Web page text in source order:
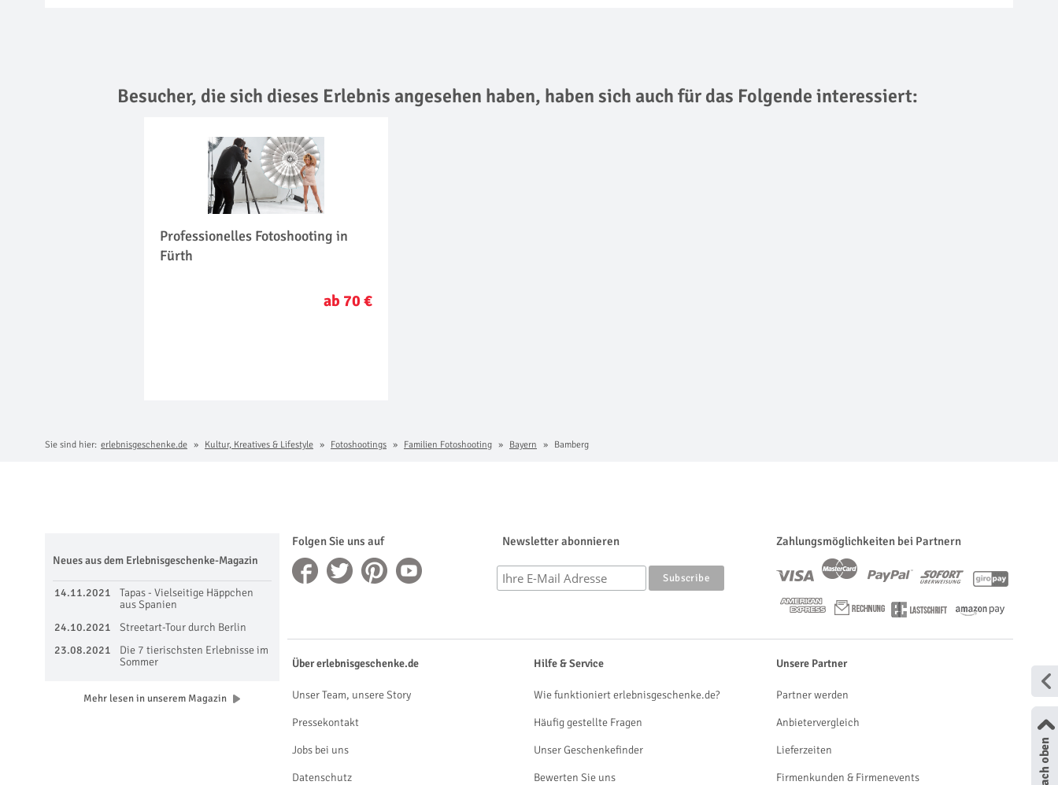
Besucher, die sich dieses Erlebnis angesehen haben, haben sich auch für das Folgende interessiert:
Professionelles Fotoshooting in
Fürth
ab 70 €
Sie sind hier: erlebnisgeschenke.de Kultur, Kreatives & Lifestyle Fotoshootings Familien Fotoshooting Bayern Bamberg
Folgen Sie uns auf Newsletter abonnieren Zahlungsmöglichkeiten bei Partnern
Neues aus dem Erlebnisgeschenke-Magazin
14.11.2021
Tapas - Vielseitige Häppchen
aus Spanien
24.10.2021
Streetart-Tour durch Berlin
23.08.2021
Die 7 tierischsten Erlebnisse im
Sommer
Mehr lesen in unserem Magazin
Über erlebnisgeschenke.de
Unser Team, unsere Story
Pressekontakt
Jobs bei uns
Datenschutz
Hilfe & Service
Wie funktioniert erlebnisgeschenke.de?
Häufig gestellte Fragen
Unser Geschenkefinder
Bewerten Sie uns
Unsere Partner
Partner werden
Anbietervergleich
Lieferzeiten
Firmenkunden & Firmenevents